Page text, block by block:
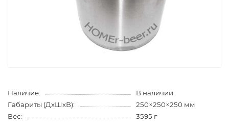
Наличие:
В наличии
Габариты (ДхШхВ):
250×250×250 мм
Вес:
3595 г